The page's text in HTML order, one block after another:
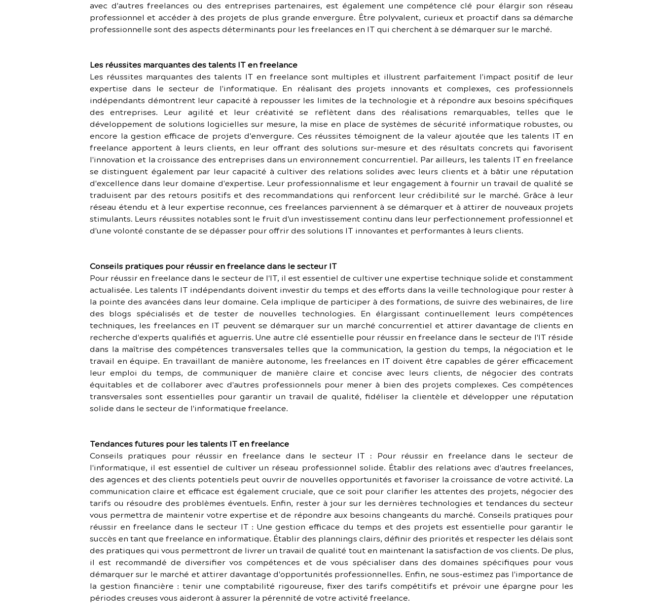
avec d'autres freelances ou des entreprises partenaires, est également une compétence clé pour élargir son réseau
professionnel et accéder à des projets de plus grande envergure. Être polyvalent, curieux et proactif dans sa démarche
professionnelle sont des aspects déterminants pour les freelances en IT qui cherchent à se démarquer sur le marché.
Les réussites marquantes des talents IT en freelance
Les réussites marquantes des talents IT en freelance sont multiples et illustrent parfaitement l'impact positif de leur
expertise dans le secteur de l'informatique. En réalisant des projets innovants et complexes, ces professionnels
indépendants démontrent leur capacité à repousser les limites de la technologie et à répondre aux besoins spécifiques
des entreprises. Leur agilité et leur créativité se reflètent dans des réalisations remarquables, telles que le
développement de solutions logicielles sur mesure, la mise en place de systèmes de sécurité informatique robustes, ou
encore la gestion efficace de projets d'envergure. Ces réussites témoignent de la valeur ajoutée que les talents IT en
freelance apportent à leurs clients, en leur offrant des solutions sur-mesure et des résultats concrets qui favorisent
l'innovation et la croissance des entreprises dans un environnement concurrentiel. Par ailleurs, les talents IT en freelance
se distinguent également par leur capacité à cultiver des relations solides avec leurs clients et à bâtir une réputation
d'excellence dans leur domaine d'expertise. Leur professionnalisme et leur engagement à fournir un travail de qualité se
traduisent par des retours positifs et des recommandations qui renforcent leur crédibilité sur le marché. Grâce à leur
réseau étendu et à leur expertise reconnue, ces freelances parviennent à se démarquer et à attirer de nouveaux projets
stimulants. Leurs réussites notables sont le fruit d'un investissement continu dans leur perfectionnement professionnel et
d'une volonté constante de se dépasser pour offrir des solutions IT innovantes et performantes à leurs clients.
Conseils pratiques pour réussir en freelance dans le secteur IT
Pour réussir en freelance dans le secteur de l'IT, il est essentiel de cultiver une expertise technique solide et constamment
actualisée. Les talents IT indépendants doivent investir du temps et des efforts dans la veille technologique pour rester à
la pointe des avancées dans leur domaine. Cela implique de participer à des formations, de suivre des webinaires, de lire
des blogs spécialisés et de tester de nouvelles technologies. En élargissant continuellement leurs compétences
techniques, les freelances en IT peuvent se démarquer sur un marché concurrentiel et attirer davantage de clients en
recherche d'experts qualifiés et aguerris. Une autre clé essentielle pour réussir en freelance dans le secteur de l'IT réside
dans la maîtrise des compétences transversales telles que la communication, la gestion du temps, la négociation et le
travail en équipe. En travaillant de manière autonome, les freelances en IT doivent être capables de gérer efficacement
leur emploi du temps, de communiquer de manière claire et concise avec leurs clients, de négocier des contrats
équitables et de collaborer avec d'autres professionnels pour mener à bien des projets complexes. Ces compétences
transversales sont essentielles pour garantir un travail de qualité, fidéliser la clientèle et développer une réputation
solide dans le secteur de l'informatique freelance.
Tendances futures pour les talents IT en freelance
Conseils pratiques pour réussir en freelance dans le secteur IT : Pour réussir en freelance dans le secteur de
l'informatique, il est essentiel de cultiver un réseau professionnel solide. Établir des relations avec d'autres freelances,
des agences et des clients potentiels peut ouvrir de nouvelles opportunités et favoriser la croissance de votre activité. La
communication claire et efficace est également cruciale, que ce soit pour clarifier les attentes des projets, négocier des
tarifs ou résoudre des problèmes éventuels. Enfin, rester à jour sur les dernières technologies et tendances du secteur
vous permettra de maintenir votre expertise et de répondre aux besoins changeants du marché. Conseils pratiques pour
réussir en freelance dans le secteur IT : Une gestion efficace du temps et des projets est essentielle pour garantir le
succès en tant que freelance en informatique. Établir des plannings clairs, définir des priorités et respecter les délais sont
des pratiques qui vous permettront de livrer un travail de qualité tout en maintenant la satisfaction de vos clients. De plus,
il est recommandé de diversifier vos compétences et de vous spécialiser dans des domaines spécifiques pour vous
démarquer sur le marché et attirer davantage d'opportunités professionnelles. Enfin, ne sous-estimez pas l'importance de
la gestion financière : tenir une comptabilité rigoureuse, fixer des tarifs compétitifs et prévoir une épargne pour les
périodes creuses vous aideront à assurer la pérennité de votre activité freelance.